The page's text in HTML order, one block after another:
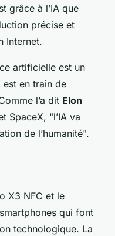
grâce à l’IA que
précise et
Internet.
artificielle est un
est en train de
l’a dit Elon
SpaceX, "l’IA va
de l’humanité".
X3 NFC et le
qui font
technologique. La